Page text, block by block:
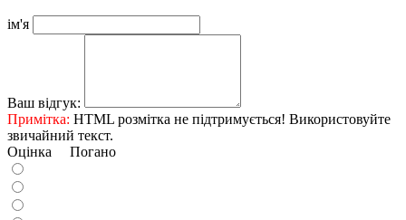
ім'я
Ваш відгук:
Примітка: HTML розмітка не підтримується! Використовуйте
звичайний текст.
Оцінка Погано